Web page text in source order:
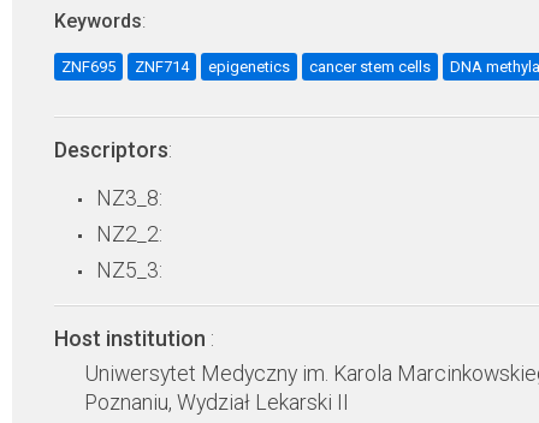
Keywords:
ZNF695 ZNF714 epigenetics cancer stem cells DNA
Descriptors:
NZ3_8:
NZ2_2:
NZ5_3:
Host institution :
Uniwersytet Medyczny im. Karola
Poznaniu, Wydział Lekarski II